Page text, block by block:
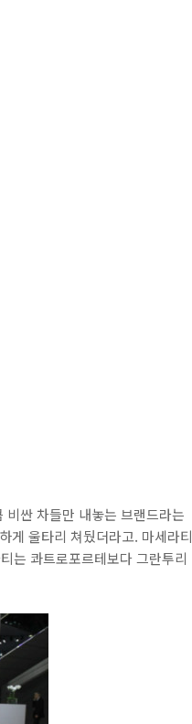
싼 차들만 내놓는 브랜드라는
게 울타리 쳐뒀더라고. 마세라티
는 콰트로포르테보다 그란투리